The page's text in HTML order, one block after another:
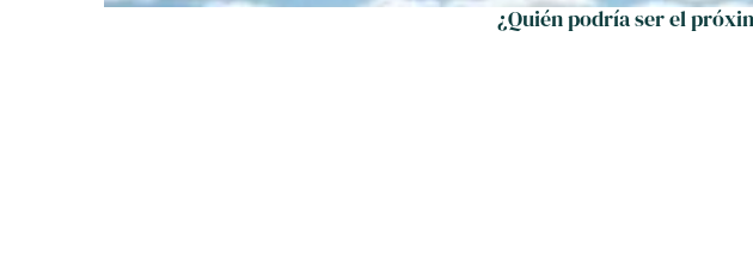
¿Quién podría ser el